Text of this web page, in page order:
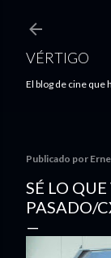
VÉRTIGO
El blog de cine que
Publicado por
SÉ LO
PASADO/